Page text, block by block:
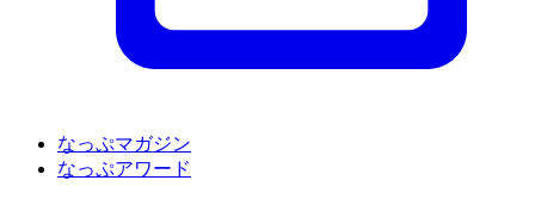
なっぷマガジン
なっぷアワード